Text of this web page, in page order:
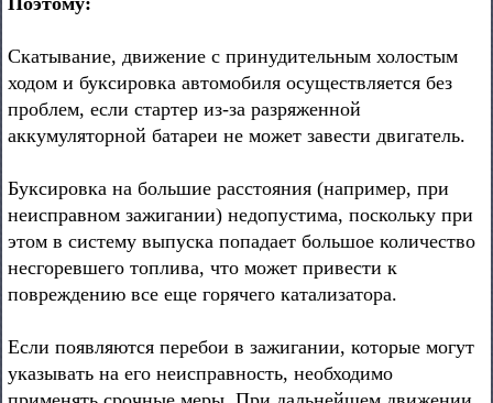
Скатывание, движение с принудительным холостым
ходом и буксировка автомобиля осуществляется без
проблем, если стартер из-за разряженной
аккумуляторной батареи не может завести двигатель.
Буксировка на большие расстояния (например, при
неисправном зажигании) недопустима, поскольку при
этом в систему выпуска попадает большое количество
несгоревшего топлива, что может привести к
повреждению все еще горячего катализатора.
Если появляются перебои в зажигании, которые могут
указывать на его неисправность, необходимо